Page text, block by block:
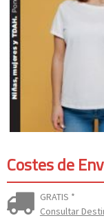
Costes de
GRATIS *
Consultar